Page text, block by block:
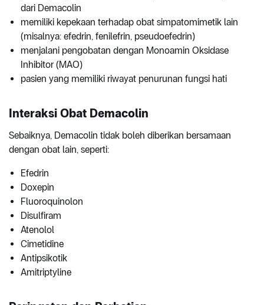
dari Demacolin
memiliki kepekaan terhadap obat simpatomimetik lain
(misalnya: efedrin, fenilefrin, pseudoefedrin)
menjalani pengobatan dengan Monoamin Oksidase
Inhibitor (MAO)
pasien yang memiliki riwayat penurunan fungsi hati
Interaksi Obat Demacolin
Sebaiknya, Demacolin tidak boleh diberikan bersamaan
dengan obat lain, seperti:
Efedrin
Doxepin
Fluoroquinolon
Disulfiram
Atenolol
Cimetidine
Antipsikotik
Amitriptyline